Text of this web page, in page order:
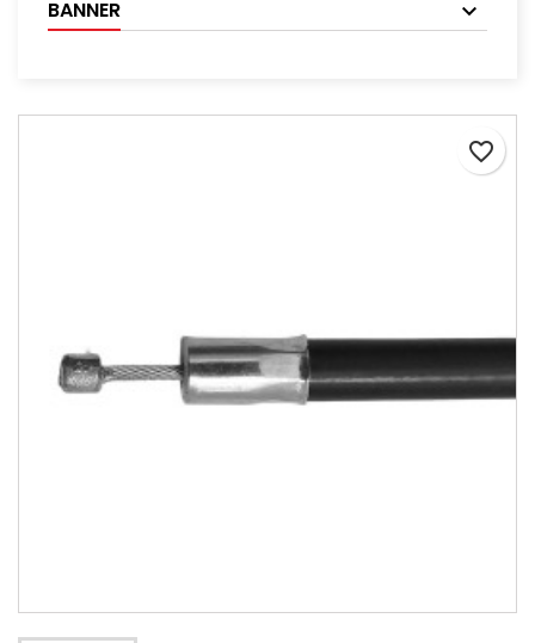
BANNER
favorite_border